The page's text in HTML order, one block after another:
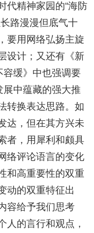
代精神家园的“海防
路漫漫但底气十
要用网络弘扬主旋
设计；又还有《新
容缓》中也强调要
展中蕴藏的强大推
转换表达思路。如
达，但在其方兴未
者，用犀利和颇具
络评论语言的变化
和高重要性的双重
动的双重特征出
容给予我们思考
的言行和观点，